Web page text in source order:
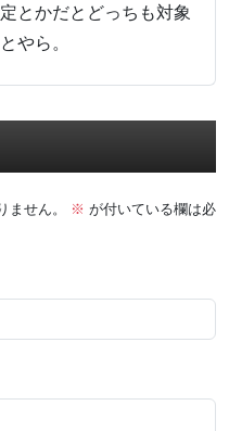
とかだとどっちも対象
やら。
ません。 ※ が付いている欄は必